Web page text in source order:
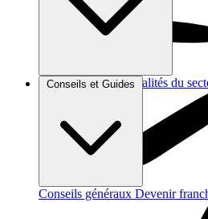
Brèves et actus Actualités du
Conseils et Guides
Conseils généraux Devenir